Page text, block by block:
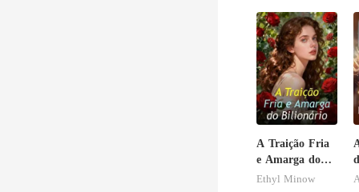
A Traição Fria
e Amarga do
Bilionário
Ethyl Minow